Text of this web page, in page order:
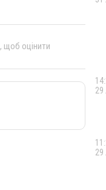
, щоб оцінити
29
29